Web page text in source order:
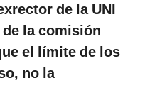
de la UNI
la comisión
el límite de los
no la